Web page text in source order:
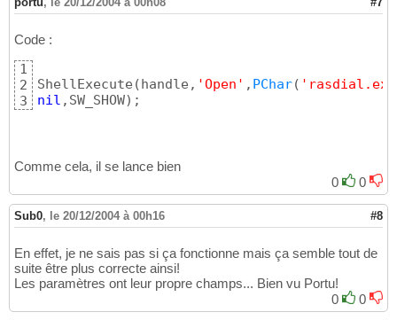
Code :
1
2
3
ShellExecute ( handle, 'Open' , PChar(
nil ,SW_SHOW) ;
Comme cela, il se lance bien
0
0
Sub0, le 20/12/2004 à 00h16 #8
En effet, je ne sais pas si ça fonctionne mais ça semble tout de
suite être plus correcte ainsi!
Les paramètres ont leur propre champs... Bien vu Portu!
0
0